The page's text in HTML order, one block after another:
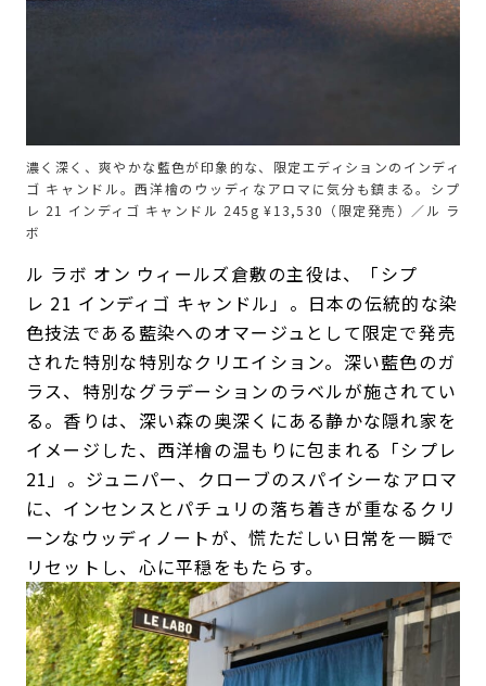
濃く深く、爽やかな藍色が印象的な、限定エディションのインディ
ゴ キャンドル。西洋檜のウッディなアロマに気分も鎮まる。シプ
レ 21 インディゴ キャンドル 245g ¥13,530（限定発売）／ル ラ
ボ
ル ラボ オン ウィールズ倉敷の主役は、「シプ
レ 21 インディゴ キャンドル」。日本の伝統的な染
色技法である藍染へのオマージュとして限定で発売
された特別な特別なクリエイション。深い藍色のガ
ラス、特別なグラデーションのラベルが施されてい
る。香りは、深い森の奥深くにある静かな隠れ家を
イメージした、西洋檜の温もりに包まれる「シプレ
21」。ジュニパー、クローブのスパイシーなアロマ
に、インセンスとパチュリの落ち着きが重なるクリ
ーンなウッディノートが、慌ただしい日常を一瞬で
リセットし、心に平穏をもたらす。